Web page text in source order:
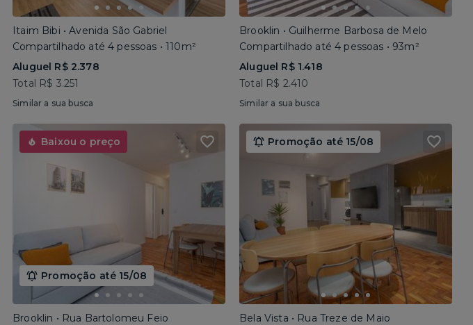
Itaim Bibi • Avenida São Gabriel
Compartilhado até 4 pessoas • 110m²
Aluguel R$ 2.378
Total R$ 3.251
Similar a sua busca
Brooklin • Guilherme Barbosa de Melo
Compartilhado até 4 pessoas • 93m²
Aluguel R$ 1.418
Total R$ 2.410
Similar a sua busca
Baixou o preço
Promoção até 15/08
Brooklin • Rua Bartolomeu Feio
Promoção até 15/08
Bela Vista • Rua Treze de Maio